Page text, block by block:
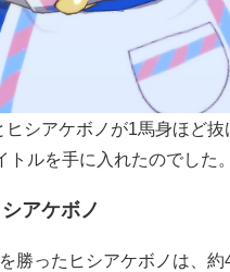
シアケボノが1馬身ほど抜
トルを手に入れたのでした。
アケボノ
勝ったヒシアケボノは、約